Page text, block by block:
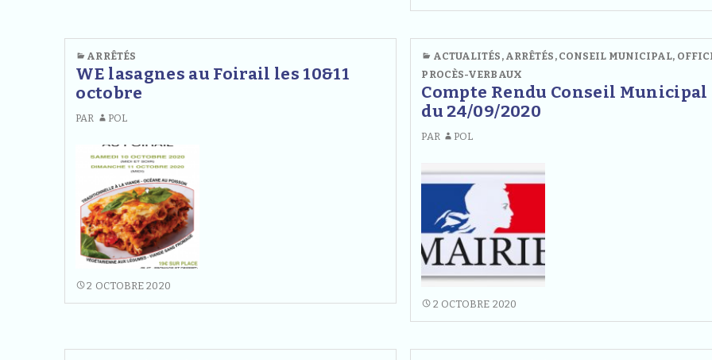
FEU,
MESURES
ARRÊTÉS
WE lasagnes au Foirail les 10&11
octobre
PAR POL
WE
LASAGNES
2 OCTOBRE 2020
ACTUALITÉS , ARRÊTÉS , CONSEIL MUNICIPAL,
PROCÈS-VERBAUX
Compte Rendu Conseil Municipal
du 24/09/2020
PAR POL
COMPTE
RENDU
2 OCTOBRE 2020